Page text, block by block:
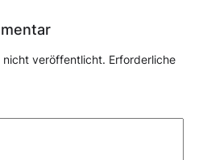
nicht veröffentlicht. Erforderliche